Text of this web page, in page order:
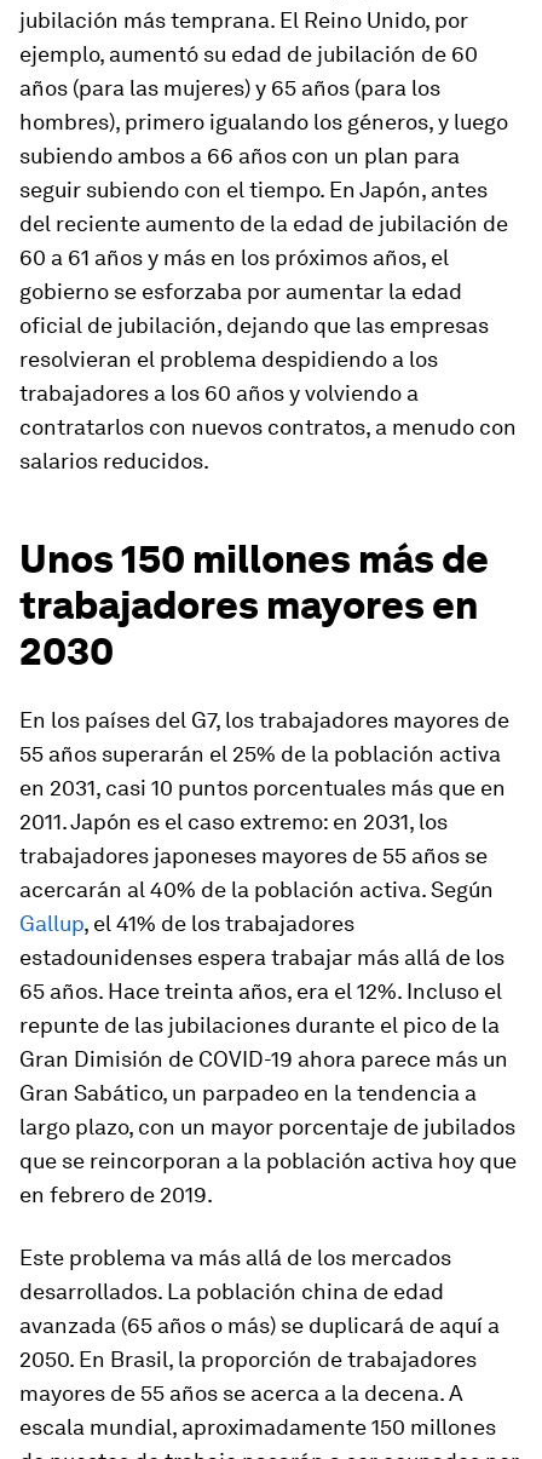
jubilación más temprana. El Reino Unido, por
ejemplo, aumentó su edad de jubilación de 60
años (para las mujeres) y 65 años (para los
hombres), primero igualando los géneros, y luego
subiendo ambos a 66 años con un plan para
seguir subiendo con el tiempo. En Japón, antes
del reciente aumento de la edad de jubilación de
60 a 61 años y más en los próximos años, el
gobierno se esforzaba por aumentar la edad
oficial de jubilación, dejando que las empresas
resolvieran el problema despidiendo a los
trabajadores a los 60 años y volviendo a
contratarlos con nuevos contratos, a menudo con
salarios reducidos.
Unos 150 millones más de
trabajadores mayores en
2030
En los países del G7, los trabajadores mayores de
55 años superarán el 25% de la población activa
en 2031, casi 10 puntos porcentuales más que en
2011. Japón es el caso extremo: en 2031, los
trabajadores japoneses mayores de 55 años se
acercarán al 40% de la población activa. Según
Gallup, el 41% de los trabajadores
estadounidenses espera trabajar más allá de los
65 años. Hace treinta años, era el 12%. Incluso el
repunte de las jubilaciones durante el pico de la
Gran Dimisión de COVID-19 ahora parece más un
Gran Sabático, un parpadeo en la tendencia a
largo plazo, con un mayor porcentaje de jubilados
que se reincorporan a la población activa hoy que
en febrero de 2019.
Este problema va más allá de los mercados
desarrollados. La población china de edad
avanzada (65 años o más) se duplicará de aquí a
2050. En Brasil, la proporción de trabajadores
mayores de 55 años se acerca a la decena. A
escala mundial, aproximadamente 150 millones